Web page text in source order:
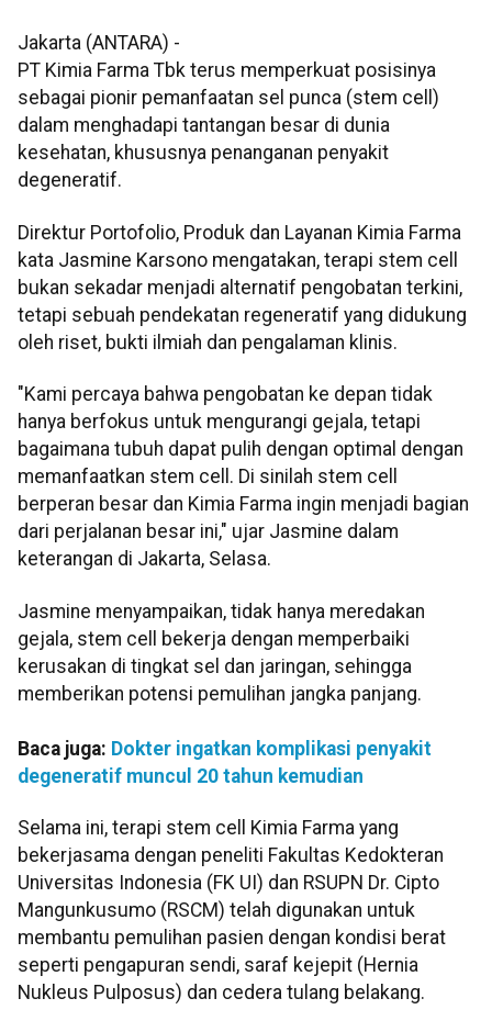
Jakarta (ANTARA) -
PT Kimia Farma Tbk terus memperkuat posisinya
sebagai pionir pemanfaatan sel punca (stem cell)
dalam menghadapi tantangan besar di dunia
kesehatan, khususnya penanganan penyakit
degeneratif.
Direktur Portofolio, Produk dan Layanan Kimia Farma
kata Jasmine Karsono mengatakan, terapi stem cell
bukan sekadar menjadi alternatif pengobatan terkini,
tetapi sebuah pendekatan regeneratif yang didukung
oleh riset, bukti ilmiah dan pengalaman klinis.
"Kami percaya bahwa pengobatan ke depan tidak
hanya berfokus untuk mengurangi gejala, tetapi
bagaimana tubuh dapat pulih dengan optimal dengan
memanfaatkan stem cell. Di sinilah stem cell
berperan besar dan Kimia Farma ingin menjadi bagian
dari perjalanan besar ini," ujar Jasmine dalam
keterangan di Jakarta, Selasa.
Jasmine menyampaikan, tidak hanya meredakan
gejala, stem cell bekerja dengan memperbaiki
kerusakan di tingkat sel dan jaringan, sehingga
memberikan potensi pemulihan jangka panjang.
Baca juga: Dokter ingatkan komplikasi penyakit
degeneratif muncul 20 tahun kemudian
Selama ini, terapi stem cell Kimia Farma yang
bekerjasama dengan peneliti Fakultas Kedokteran
Universitas Indonesia (FK UI) dan RSUPN Dr. Cipto
Mangunkusumo (RSCM) telah digunakan untuk
membantu pemulihan pasien dengan kondisi berat
seperti pengapuran sendi, saraf kejepit (Hernia
Nukleus Pulposus) dan cedera tulang belakang.